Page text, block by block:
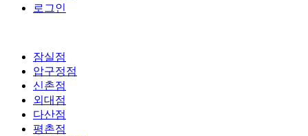
로그인
잠실점
압구정점
신촌점
외대점
다산점
평촌점